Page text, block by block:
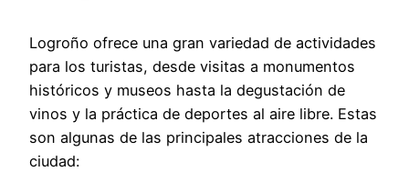
Logroño ofrece una gran variedad de actividades
para los turistas, desde visitas a monumentos
históricos y museos hasta la degustación de
vinos y la práctica de deportes al aire libre. Estas
son algunas de las principales atracciones de la
ciudad: